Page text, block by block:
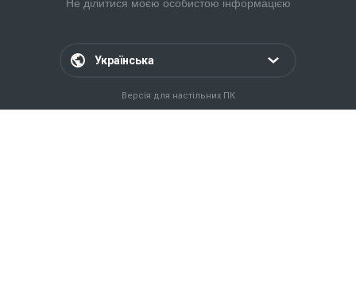
Не ділитися моєю особистою інформацією
Версія для настільних ПК
Українська